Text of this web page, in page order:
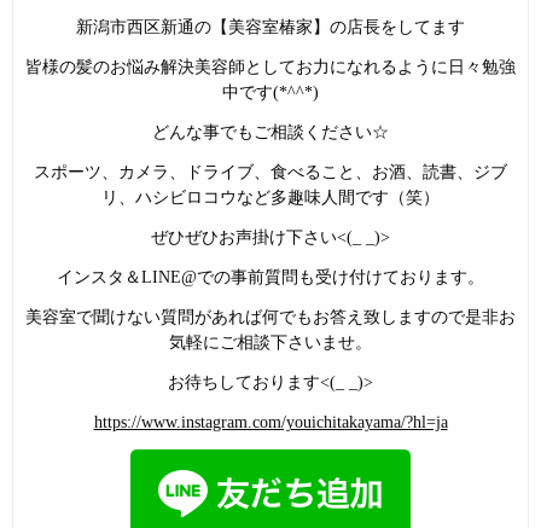
新潟市西区新通の【美容室椿家】の店長をしてます
皆様の髪のお悩み解決美容師としてお力になれるように日々勉強
中です(*^^*)
どんな事でもご相談ください☆
スポーツ、カメラ、ドライブ、食べること、お酒、読書、ジブ
リ、ハシビロコウなど多趣味人間です（笑）
ぜひぜひお声掛け下さい<(_ _)>
インスタ＆LINE@での事前質問も受け付けております。
美容室で聞けない質問があれば何でもお答え致しますので是非お
気軽にご相談下さいませ。
お待ちしております<(_ _)>
https://www.instagram.com/youichitakayama/?hl=ja